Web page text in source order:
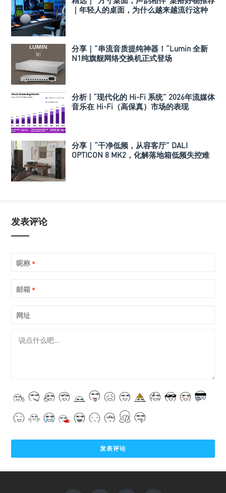
｜年轻人的桌面，为什么越来越流行这种
分享｜”串流音质提纯神器！“Lumin 全新
N1纯旗舰网络交换机正式登场
分析 | “现代化的 Hi-Fi 系统” 2026年流媒体
音乐在 Hi-Fi（高保真）市场的表现
分享｜“干净低频，从容客厅” DALI
OPTICON 8 MK2，化解落地箱低频失控难
发表评论
昵称 *
邮箱 *
网址